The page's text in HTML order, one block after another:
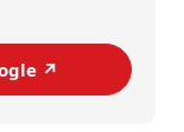
↗️